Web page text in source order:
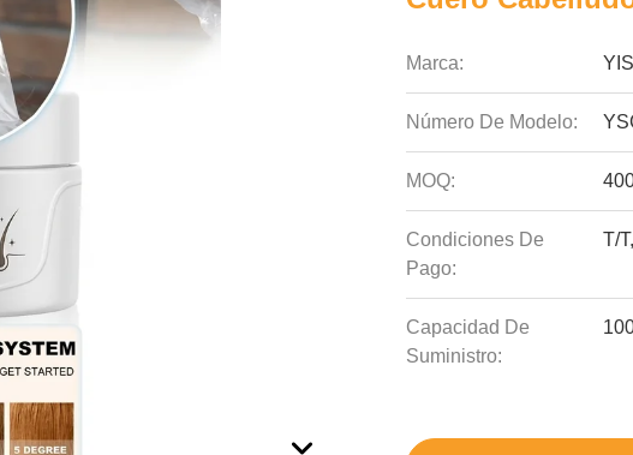
Marca:
Número De Modelo:
MOQ:
Condiciones De
Pago:
T/
Capacidad De
Suministro: